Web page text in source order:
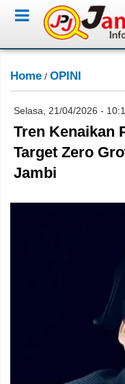
Home / OPINI
Selasa, 21/04/2026 -
Tren Kenaikan
Target Zero
Jambi